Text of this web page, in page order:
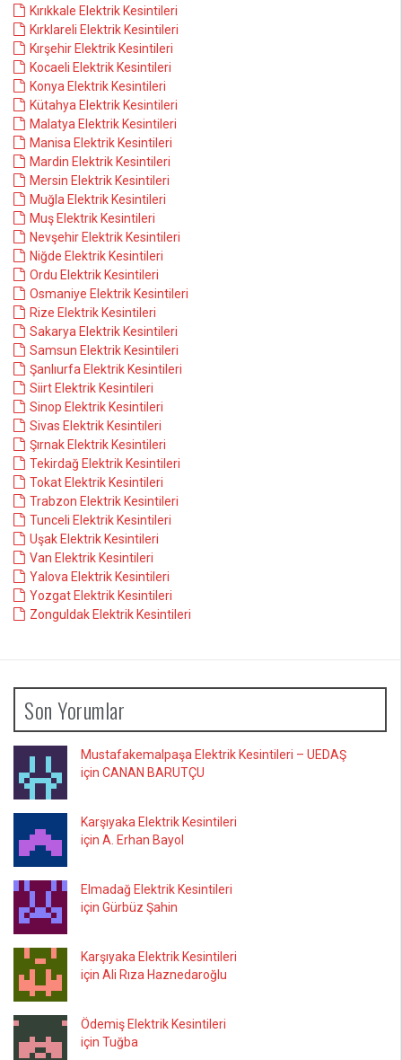
Kırıkkale Elektrik Kesintileri
Kırklareli Elektrik Kesintileri
Kırşehir Elektrik Kesintileri
Kocaeli Elektrik Kesintileri
Konya Elektrik Kesintileri
Kütahya Elektrik Kesintileri
Malatya Elektrik Kesintileri
Manisa Elektrik Kesintileri
Mardin Elektrik Kesintileri
Mersin Elektrik Kesintileri
Muğla Elektrik Kesintileri
Muş Elektrik Kesintileri
Nevşehir Elektrik Kesintileri
Niğde Elektrik Kesintileri
Ordu Elektrik Kesintileri
Osmaniye Elektrik Kesintileri
Rize Elektrik Kesintileri
Sakarya Elektrik Kesintileri
Samsun Elektrik Kesintileri
Şanlıurfa Elektrik Kesintileri
Siirt Elektrik Kesintileri
Sinop Elektrik Kesintileri
Sivas Elektrik Kesintileri
Şırnak Elektrik Kesintileri
Tekirdağ Elektrik Kesintileri
Tokat Elektrik Kesintileri
Trabzon Elektrik Kesintileri
Tunceli Elektrik Kesintileri
Uşak Elektrik Kesintileri
Van Elektrik Kesintileri
Yalova Elektrik Kesintileri
Yozgat Elektrik Kesintileri
Zonguldak Elektrik Kesintileri
Son Yorumlar
Mustafakemalpaşa Elektrik Kesintileri – UEDAŞ
için CANAN BARUTÇU
Karşıyaka Elektrik Kesintileri
için A. Erhan Bayol
Elmadağ Elektrik Kesintileri
için Gürbüz Şahin
Karşıyaka Elektrik Kesintileri
için Ali Rıza Haznedaroğlu
Ödemiş Elektrik Kesintileri
için Tuğba